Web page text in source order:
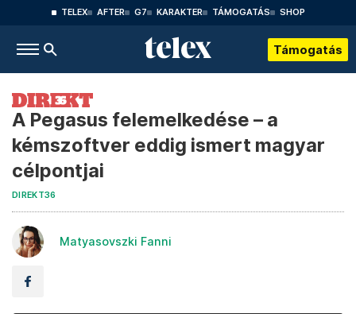
TELEX AFTER G7 KARAKTER TÁMOGATÁS SHOP
Támogatás
A Pegasus felemelkedése – a
kémszoftver eddig ismert magyar
célpontjai
DIREKT36
Matyasovszki Fanni